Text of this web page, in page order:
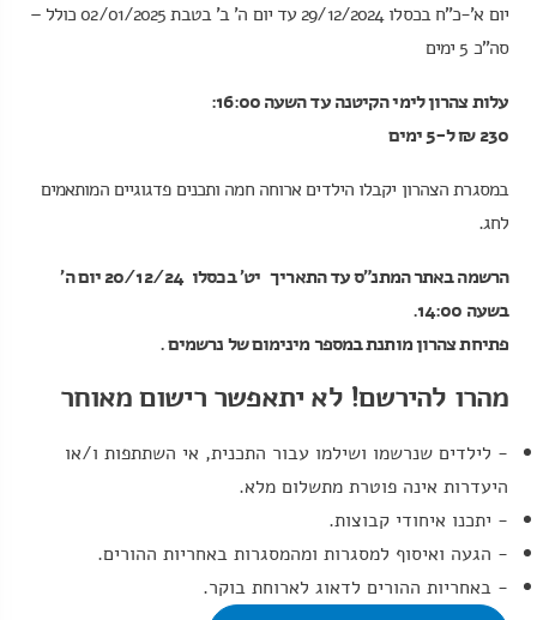
יום א'-כ"ח בכסלו 29/12/2024 עד יום ה' ב' בטבת 02/01/2025 כולל –
סה"כ 5 ימים
עלות צהרון לימי הקיטנה עד השעה 16:00
:
230 ₪ ל-5 ימים
במסגרת הצהרון יקבלו הילדים ארוחה חמה ותכנים פדגוגיים המותאמים
לחג.
הרשמה באתר המתנ"ס עד התאריך
יט' בכסלו 20/12/24 יום ה'
בשעה 14:00.
פתיחת צהרון מותנת במספר מינימום של נרשמים .
מהרו להירשם! לא יתאפשר רישום מאוחר
- לילדים שנרשמו ושילמו עבור התכנית, אי השתתפות ו/או
היעדרות אינה פוטרת מתשלום מלא.
- יתכנו איחודי קבוצות.
- הגעה ואיסוף למסגרות ומהמסגרות באחריות ההורים.
- באחריות ההורים לדאוג לארוחת בוקר.